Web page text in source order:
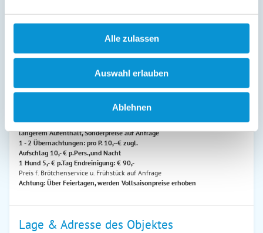
Alle zulassen
Auswahl erlauben
Ablehnen
23. Dez - 31. Dez
enthalten
Preiszusatz:
Familienpreise auf Anfrage, Preise sind incl. 2 Pers., Kinder bis 10 Jahre
sind frei, jede weitere Person 15,- € p.Tag, bei mind. 3 Tagen Aufenthalt.Bei
längerem Aufenthalt, Sonderpreise auf Anfrage
1 - 2 Übernachtungen: pro P. 10,--€ zugl.
Aufschlag 10,- € p.Pers.,und Nacht
1 Hund 5,- € p.Tag Endreinigung: € 90,-
Preis f. Brötchenservice u. Frühstück auf Anfrage
Achtung: Über Feiertagen, werden Vollsaisonpreise erhoben
Lage & Adresse des Objektes